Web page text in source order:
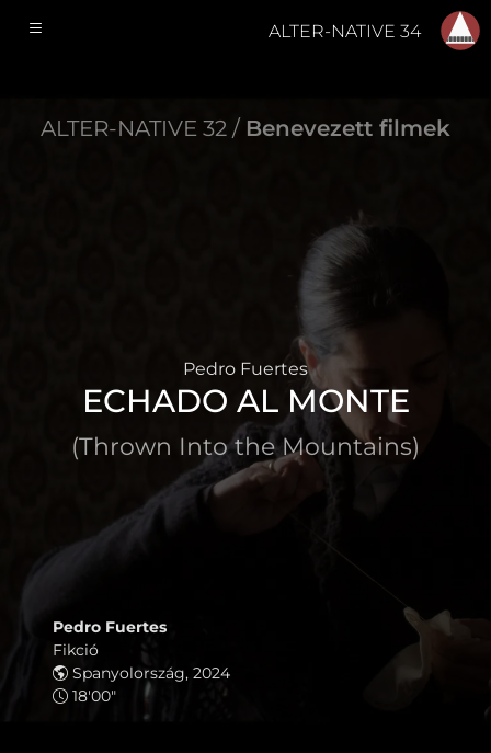
ALTER-NATIVE 34
ALTER-NATIVE 32 / Benevezett filmek
Pedro Fuertes
ECHADO AL MONTE
(Thrown Into the Mountains)
Pedro Fuertes
Fikció
Spanyolország, 2024
18'00"